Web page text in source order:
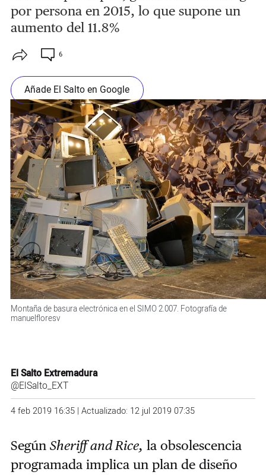
por persona en 2015, lo que supone un
aumento del 11.8%
6
Añade El Salto en Google
Montaña de basura electrónica en el SIMO 2.007. Fotografía de
manuelfloresv
El Salto Extremadura
@ElSalto_EXT
4 feb 2019 16:35 | Actualizado: 12 jul 2019 07:35
Según Sheriff and Rice, la obsolescencia
programada implica un plan de diseño